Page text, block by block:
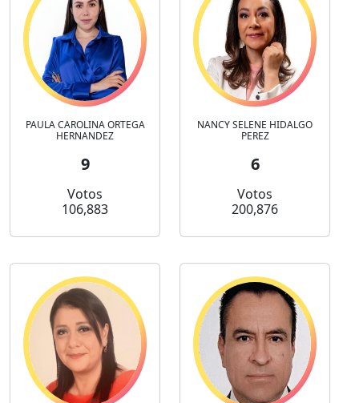
PAULA CAROLINA ORTEGA
HERNANDEZ
9
Votos
106,883
NANCY SELENE HIDALGO
PEREZ
6
Votos
200,876